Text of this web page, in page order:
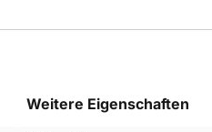
Weitere Eigenschaften